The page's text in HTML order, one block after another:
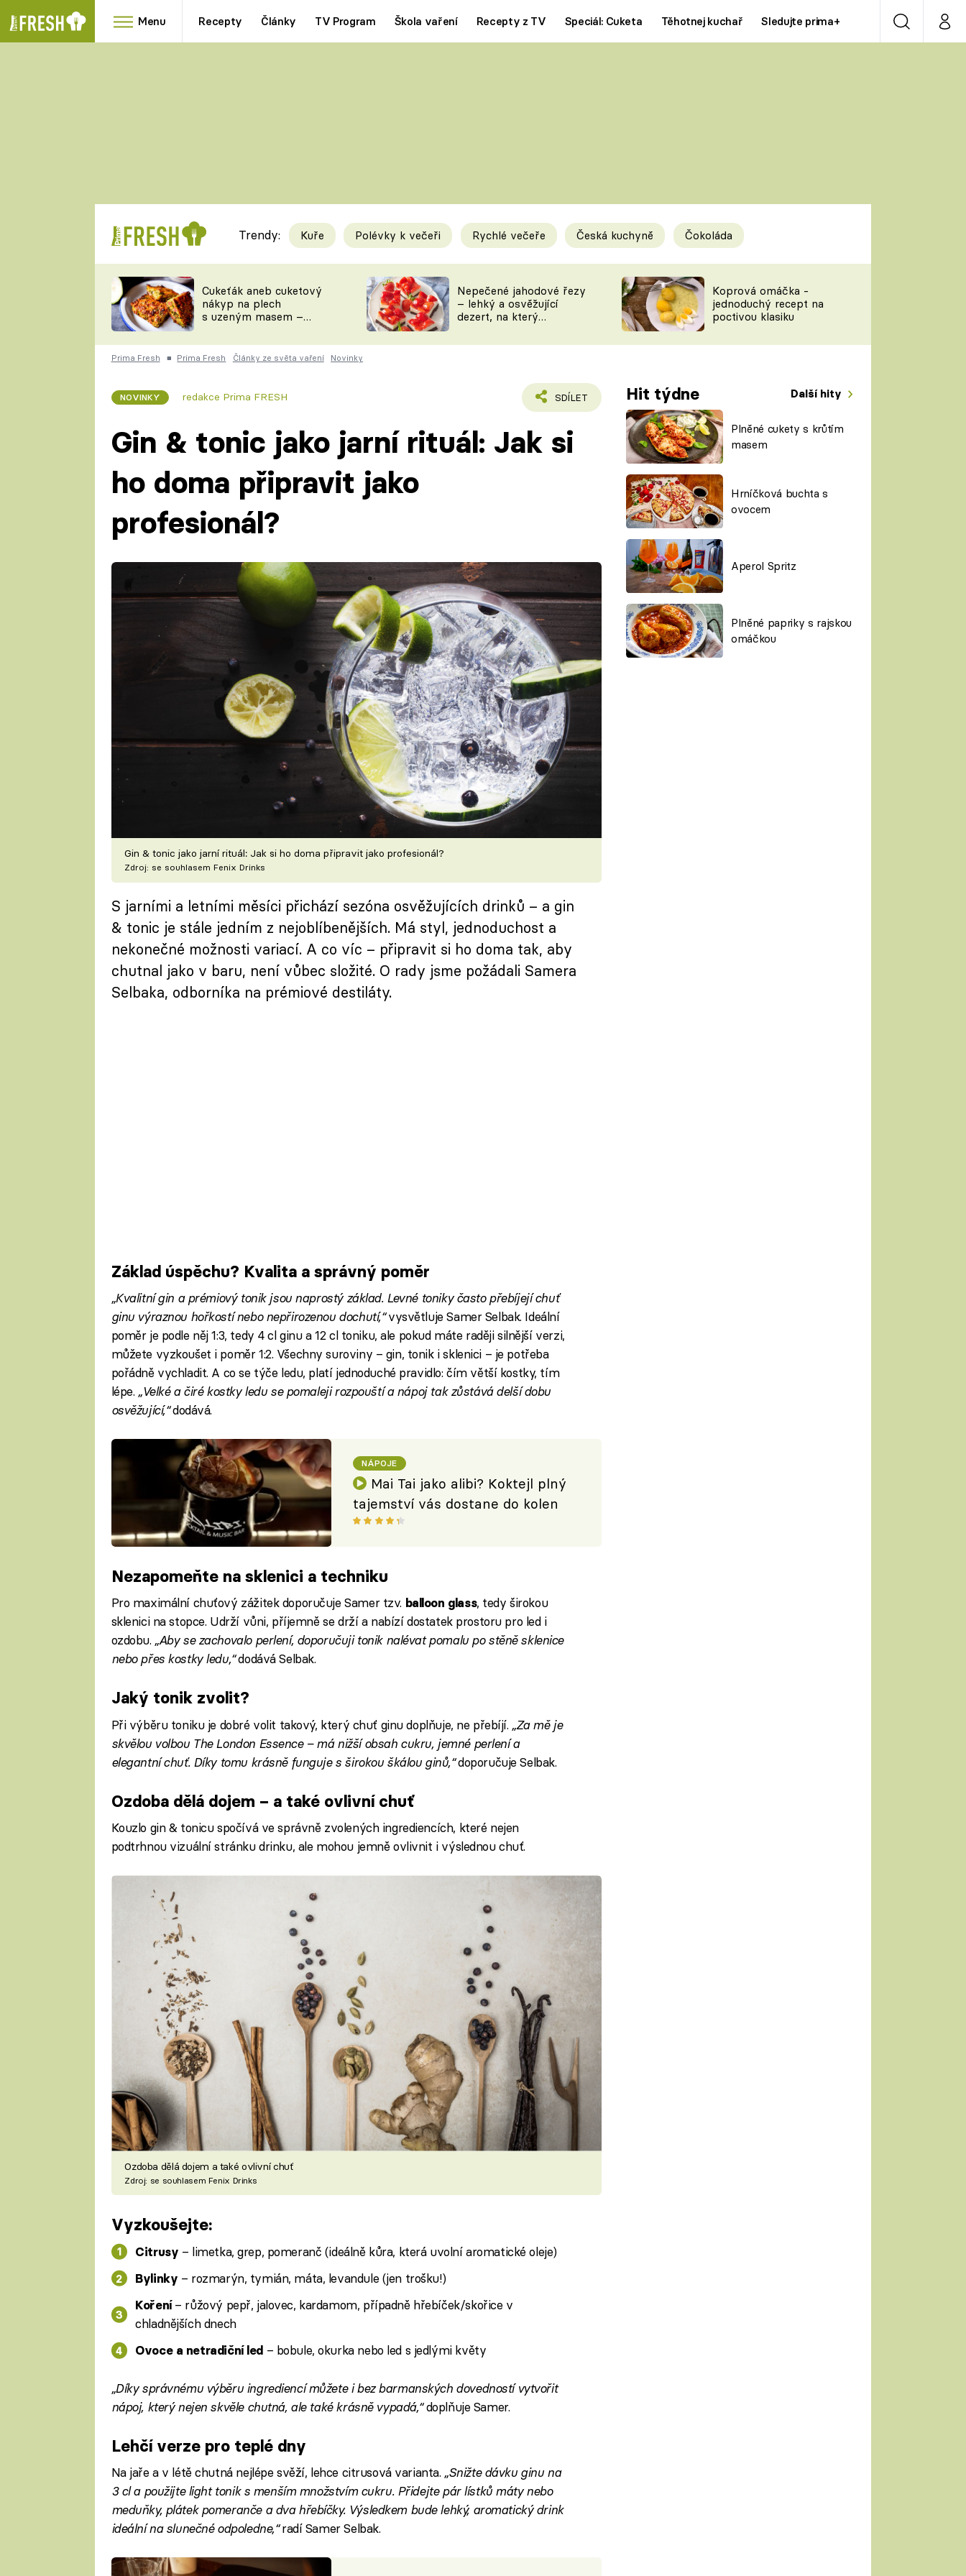
Menu Recepty Články TV Program Škola vaření Recepty z TV Speciál: Cuketa Těhotnej kuchař Sledujte prima+ VyhledáváníMůj
RYCHLOVKY
Videorecepty
TEĎ VAŘÍ ŠÉF!
ČESKO NA TALÍŘI
KUCHAŘKA
Tipy a triky
KAM ZA JÍDLEM
VYCHYTÁVKY
Novinky
ŠÉFREDAKTORKY
ČASOPIS
Prima LAJK
Sledujte nás
Trendy: Kuře Polévky k večeři Rychlé večeře Česká kuchyně Čokoláda
Cukeťák aneb cuketový
nákyp na plech
s uzeným masem –
zpracovat přerostlé
cukety
Nepečené jahodové řezy
– lehký a osvěžující
dezert, na který
Koprová omáčka -
jednoduchý recept na
poctivou klasiku
Prima Fresh ■ Prima Fresh Články ze světa vaření Novinky
NOVINKY redakce Prima FRESH SDÍLET Hit týdne Další hity
Plněné cukety s krůtím
masem
Hrníčková buchta s
ovocem
Aperol Spritz
Plněné papriky s rajskou
omáčkou
Gin & tonic jako jarní rituál: Jak si
ho doma připravit jako
profesionál?
Gin & tonic jako jarní rituál: Jak si ho doma připravit jako profesionál?
Zdroj: se souhlasem Fenix Drinks
S jarními a letními měsíci přichází sezóna osvěžujících drinků – a gin
& tonic je stále jedním z nejoblíbenějších. Má styl, jednoduchost a
nekonečné možnosti variací. A co víc – připravit si ho doma tak, aby
chutnal jako v baru, není vůbec složité. O rady jsme požádali Samera
Selbaka, odborníka na prémiové destiláty.
Základ úspěchu? Kvalita a správný poměr
„Kvalitní gin a prémiový tonik jsou naprostý základ. Levné toniky často přebíjejí chuť
ginu výraznou hořkostí nebo nepřirozenou dochutí,“vysvětluje Samer Selbak. Ideální
poměr je podle něj 1:3, tedy 4 cl ginu a 12 cl toniku, ale pokud máte raději silnější verzi,
můžete vyzkoušet i poměr 1:2. Všechny suroviny – gin, tonik i sklenici – je potřeba
pořádně vychladit. A co se týče ledu, platí jednoduché pravidlo: čím větší kostky, tím
lépe. „Velké a čiré kostky ledu se pomaleji rozpouští a nápoj tak zůstává delší dobu
osvěžující,“dodává.
NÁPOJE
Mai Tai jako alibi? Koktejl plný
tajemství vás dostane do kolen
Nezapomeňte na sklenici a techniku
Pro maximální chuťový zážitek doporučuje Samer tzv. balloon glass, tedy širokou
sklenici na stopce. Udrží vůni, příjemně se drží a nabízí dostatek prostoru pro led i
ozdobu. „Aby se zachovalo perlení, doporučuji tonik nalévat pomalu po stěně sklenice
nebo přes kostky ledu,“dodává Selbak.
Jaký tonik zvolit?
Při výběru toniku je dobré volit takový, který chuť ginu doplňuje, ne přebíjí. „Za mě je
skvělou volbou The London Essence – má nižší obsah cukru, jemné perlení a
elegantní chuť. Díky tomu krásně funguje s širokou škálou ginů,“doporučuje Selbak.
Ozdoba dělá dojem – a také ovlivní chuť
Kouzlo gin & tonicu spočívá ve správně zvolených ingrediencích, které nejen
podtrhnou vizuální stránku drinku, ale mohou jemně ovlivnit i výslednou chuť.
Ozdoba dělá dojem a také ovlivní chuť
Zdroj: se souhlasem Fenix Drinks
Vyzkoušejte:
Citrusy – limetka, grep, pomeranč (ideálně kůra, která uvolní aromatické oleje)
Bylinky – rozmarýn, tymián, máta, levandule (jen trošku!)
Koření– růžový pepř, jalovec, kardamom, případně hřebíček/skořice v
chladnějších dnech
Ovoce a netradiční led– bobule, okurka nebo led s jedlými květy
„Díky správnému výběru ingrediencí můžete i bez barmanských dovedností vytvořit
nápoj, který nejen skvěle chutná, ale také krásně vypadá,“doplňuje Samer.
Lehčí verze pro teplé dny
Na jaře a v létě chutná nejlépe svěží, lehce citrusová varianta. „Snižte dávku ginu na
3 cl a použijte light tonik s menším množstvím cukru. Přidejte pár lístků máty nebo
meduňky, plátek pomeranče a dva hřebíčky. Výsledkem bude lehký, aromatický drink
ideální na slunečné odpoledne,“radí Samer Selbak.